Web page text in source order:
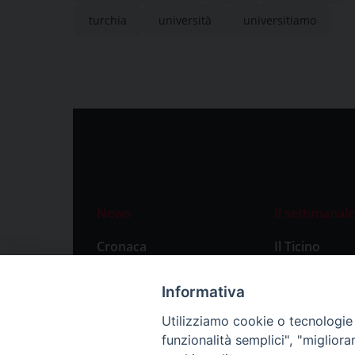
turchia università universitiamo
News
Cronaca
Primo Piano
Il settimanale
Il Ticino
Informativa
Utilizziamo cookie o
funzionalità semplici",